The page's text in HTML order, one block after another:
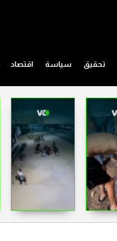
تحقيق سياسة اقتصاد